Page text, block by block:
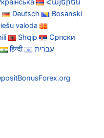
Հայերեն
Deutsch
Bosanski
valoda
Shqip
Српски
हिन्दी עברית